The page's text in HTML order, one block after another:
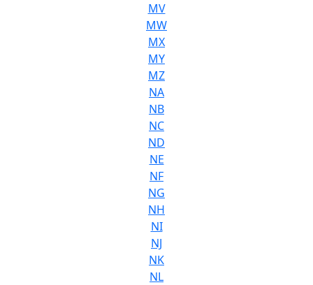
MV
MW
MX
MY
MZ
NA
NB
NC
ND
NE
NF
NG
NH
NI
NJ
NK
NL